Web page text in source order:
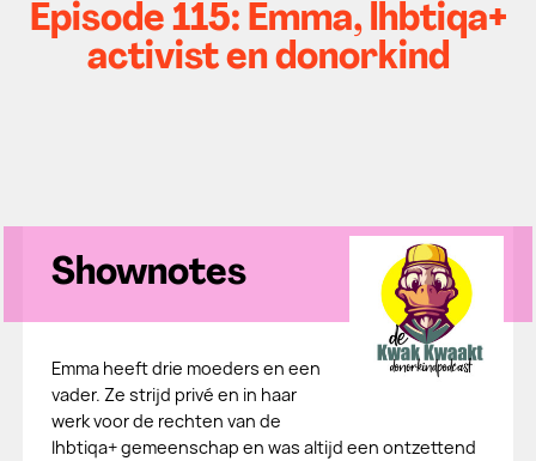
Episode 115: Emma, lhbtiqa+
activist en donorkind
Shownotes
Emma heeft drie moeders en een
vader. Ze strijd privé en in haar
werk voor de rechten van de
lhbtiqa+ gemeenschap en was altijd een ontzettend